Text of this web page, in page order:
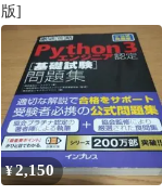
版]
¥2,150